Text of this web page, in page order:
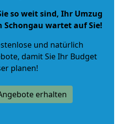
so weit sind, Ihr Umzug
Schongau wartet auf Sie!
und natürlich
, damit Sie Ihr Budget
planen!
erhalten